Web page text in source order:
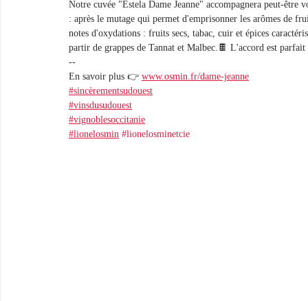
Dégustations Evénements Réseaux sociaux
#NosDomaines
Notre cuvée "Estela Dame Jeanne" accompagnera peut-
: après le mutage qui permet d'emprisonner les arômes de
notes d'oxydations : fruits secs, tabac, cuir et épices
partir de grappes de Tannat et Malbec.🍫 L'accord est
--
En savoir plus 👉 www.osmin.fr/dame-jeanne
#sincèrementsudouest
#vinsdusudouest
#vignoblesoccitanie
#lionelosmin #lionelosminetcie